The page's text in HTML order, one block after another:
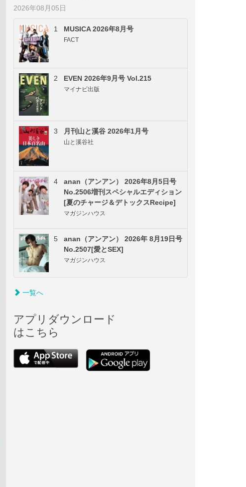
2026年08月05日
1 MUSICA 2026年8月号
FACT
2 EVEN 2026年9月号 Vol.215
マイナビ出版
3 月刊山と溪谷 2026年1月号
山と溪谷社
4
anan（アンアン） 2026年8月5日号
No.2506増刊スペシャルエディション
[夏のチャージ＆デトックスRecipe]
マガジンハウス
5
anan（アンアン） 2026年 8月19日号
No.2507[愛とSEX]
マガジンハウス
一覧へ
アプリダウンロード
はこちら